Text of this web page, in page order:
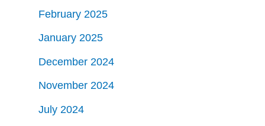
February 2025
January 2025
December 2024
November 2024
July 2024